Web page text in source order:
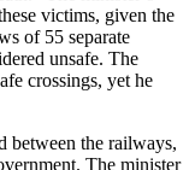
victims, given the
of 55 separate
unsafe. The
crossings, yet he
between the railways,
The minister